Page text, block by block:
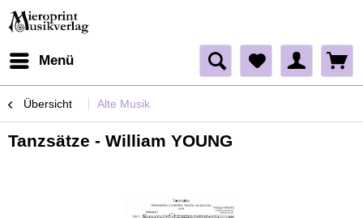
Menü
Übersicht Alte Musik
Tanzsätze - William YOUNG